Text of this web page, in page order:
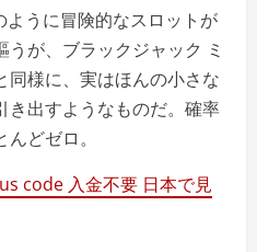
うに冒険的なスロットが
が、ブラックジャック ミ
同様に、実はほんの小さな
き出すようなものだ。確率
どゼロ。
code 入金不要 日本で見